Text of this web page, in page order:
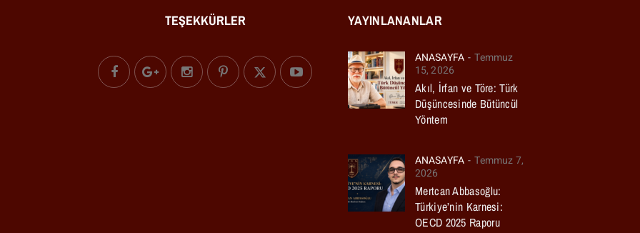
TEŞEKKÜRLER YAYINLANANLAR
ANASAYFA
Temmuz
15, 2026
Akıl, İrfan ve Töre: Türk
Düşüncesinde Bütüncül
Yöntem
ANASAYFA
Temmuz 7,
2026
Mertcan Abbasoğlu:
Türkiye’nin Karnesi:
OECD 2025 Raporu